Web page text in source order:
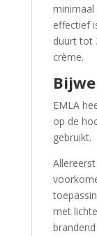
effectief
duurt tot
crème.
EMLA
op de
gebruikt.
met